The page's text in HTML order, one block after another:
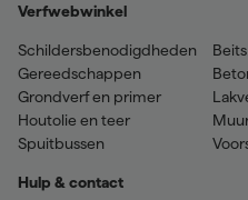
Verfwebwinkel
Schildersbenodigdheden
Gereedschappen
Grondverf en primer
Houtolie en teer
Spuitbussen
Beits
Hulp & contact